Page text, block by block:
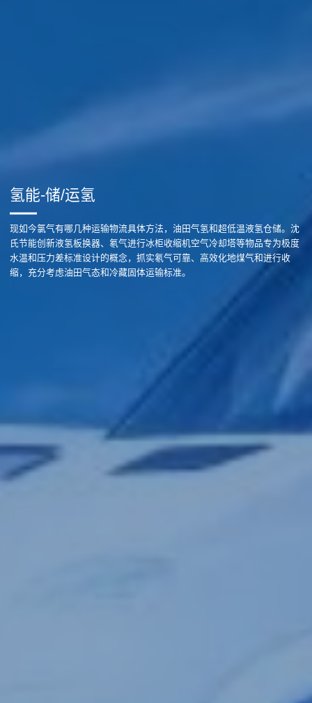
氢能-储/运氢
现如今氯气有哪几种运输物流具体方法，油田气氢和超低温液氢仓储。沈
氏节能创新液氢板换器、氡气进行冰柜收缩机空气冷却塔等物品专为极度
水温和压力差标准设计的概念，抓实氡气可靠、高效化地煤气和进行收
缩，充分考虑油田气态和冷藏固体运输标准。